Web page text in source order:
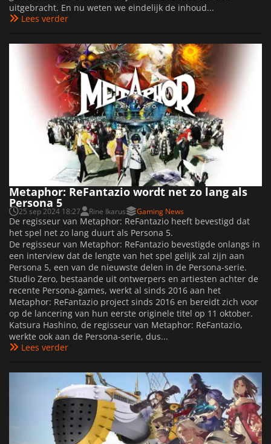
uitgebracht. En nu weten we eindelijk de inhoud...
Lees verder
Metaphor: ReFantazio wordt net zo lang als
Persona 5
25 sep 2024 18:27 Rine Ikarus Gaming News
De regisseur van Metaphor: ReFantazio heeft bevestigd dat
het spel net zo lang duurt als Persona 5.
De regisseur van Metaphor: ReFantazio bevestigde onlangs in
een interview dat de lengte van het spel gelijk zal zijn aan
Persona 5, een van de nieuwste delen in de Persona-serie.
Studio Zero, bestaande uit ontwerpers en artiesten achter de
recente Persona-games, werkt al sinds 2016 aan het
Metaphor: ReFantazio project sinds 2016 en bereidt zich voor
op de lancering van hun eerste originele titel op 11 oktober.
Katsura Hashino, de regisseur van Metaphor: ReFantazio,
werkte ook aan de Persona-serie, dus...
Lees verder